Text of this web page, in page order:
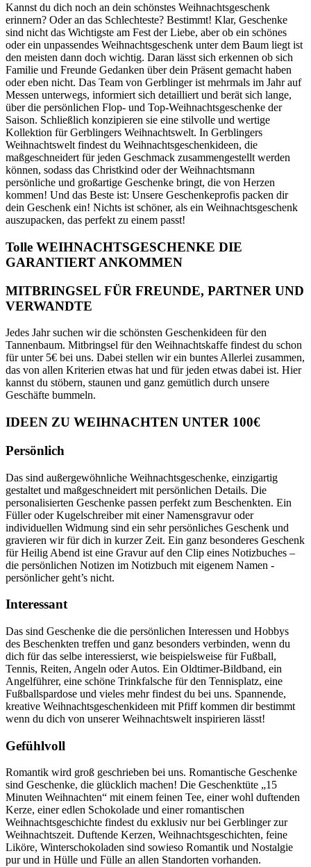
Kannst du dich noch an dein schönstes Weihnachtsgeschenk
erinnern? Oder an das Schlechteste? Bestimmt! Klar, Geschenke
sind nicht das Wichtigste am Fest der Liebe, aber ob ein schönes
oder ein unpassendes Weihnachtsgeschenk unter dem Baum liegt ist
den meisten dann doch wichtig. Daran lässt sich erkennen ob sich
Familie und Freunde Gedanken über dein Präsent gemacht haben
oder eben nicht. Das Team von Gerblinger ist mehrmals im Jahr auf
Messen unterwegs, informiert sich detailliert und berät sich lange,
über die persönlichen Flop- und Top-Weihnachtsgeschenke der
Saison. Schließlich konzipieren sie eine stilvolle und wertige
Kollektion für Gerblingers Weihnachtswelt. In Gerblingers
Weihnachtswelt findest du Weihnachtsgeschenkideen, die
maßgeschneidert für jeden Geschmack zusammengestellt werden
können, sodass das Christkind oder der Weihnachtsmann
persönliche und großartige Geschenke bringt, die von Herzen
kommen! Und das Beste ist: Unsere Geschenkeprofis packen dir
dein Geschenk ein! Nichts ist schöner, als ein Weihnachtsgeschenk
auszupacken, das perfekt zu einem passt!
Tolle WEIHNACHTSGESCHENKE DIE
GARANTIERT ANKOMMEN
MITBRINGSEL FÜR FREUNDE, PARTNER UND
VERWANDTE
Jedes Jahr suchen wir die schönsten Geschenkideen für den
Tannenbaum. Mitbringsel für den Weihnachtskaffe findest du schon
für unter 5€ bei uns. Dabei stellen wir ein buntes Allerlei zusammen,
das von allen Kriterien etwas hat und für jeden etwas dabei ist. Hier
kannst du stöbern, staunen und ganz gemütlich durch unsere
Geschäfte bummeln.
IDEEN ZU WEIHNACHTEN UNTER 100€
Persönlich
Das sind außergewöhnliche Weihnachtsgeschenke, einzigartig
gestaltet und maßgeschneidert mit persönlichen Details. Die
personalisierten Geschenke passen perfekt zum Beschenkten. Ein
Füller oder Kugelschreiber mit einer Namensgravur oder
individuellen Widmung sind ein sehr persönliches Geschenk und
gravieren wir für dich in kurzer Zeit. Ein ganz besonderes Geschenk
für Heilig Abend ist eine Gravur auf den Clip eines Notizbuches –
die persönlichen Notizen im Notizbuch mit eigenem Namen -
persönlicher geht’s nicht.
Interessant
Das sind Geschenke die die persönlichen Interessen und Hobbys
des Beschenkten treffen und ganz besonders verbinden, wenn du
dich für das selbe interessierst, wie beispielsweise für Fußball,
Tennis, Reiten, Angeln oder Autos. Ein Oldtimer-Bildband, ein
Angelführer, eine schöne Trinkfalsche für den Tennisplatz, eine
Fußballspardose und vieles mehr findest du bei uns. Spannende,
kreative Weihnachtsgeschenkideen mit Pfiff kommen dir bestimmt
wenn du dich von unserer Weihnachtswelt inspirieren lässt!
Gefühlvoll
Romantik wird groß geschrieben bei uns. Romantische Geschenke
sind Geschenke, die glücklich machen! Die Geschenktüte „15
Minuten Weihnachten“ mit einem feinen Tee, einer wohl duftenden
Kerze, einer edlen Schokolade und einer romantischen
Weihnachtsgeschichte findest du exklusiv nur bei Gerblinger zur
Weihnachtszeit. Duftende Kerzen, Weihnachtsgeschichten, feine
Liköre, Winterschokoladen sind sowieso Romantik und Nostalgie
pur und in Hülle und Fülle an allen Standorten vorhanden.